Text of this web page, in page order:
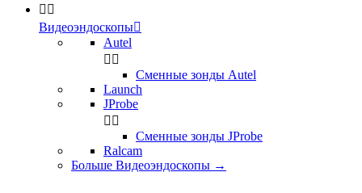
 
Видеоэндоскопы
Autel
 
Сменные зонды Autel
Launch
JProbe
 
Сменные зонды JProbe
Ralcam
Больше Видеоэндоскопы →